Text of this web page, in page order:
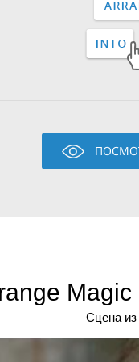
Magic
Сцена